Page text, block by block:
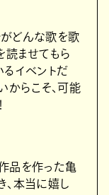
どんな歌を歌
読ませてもら
るイベントだ
からこそ、可能
品を作った⻲
、本当に嬉し